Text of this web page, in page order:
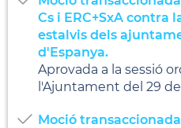
Cs i ERC+SxA contra
estalvis dels
d'Espanya.
Aprovada a la sessió
l'Ajuntament del 29
Moció